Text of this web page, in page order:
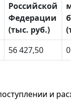
Российской
Федерации
(тыс. руб.)
56 427,50 0
и